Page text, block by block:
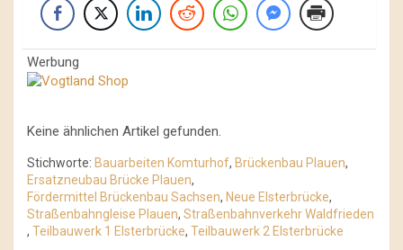
Werbung
Keine ähnlichen Artikel gefunden.
Stichworte: Bauarbeiten Komturhof, Brückenbau Plauen,
Ersatzneubau Brücke Plauen,
Fördermittel Brückenbau Sachsen, Neue Elsterbrücke,
Straßenbahngleise Plauen, Straßenbahnverkehr Waldfrieden
, Teilbauwerk 1 Elsterbrücke, Teilbauwerk 2 Elsterbrücke